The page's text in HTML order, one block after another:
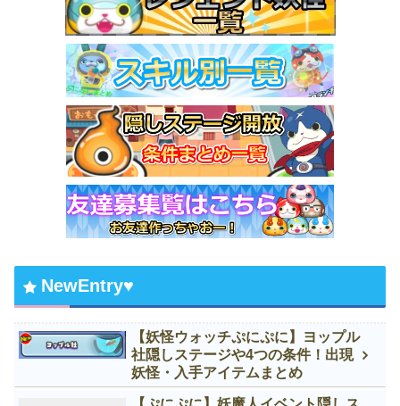
NewEntry♥
【妖怪ウォッチぷにぷに】ヨップル
社隠しステージや4つの条件！出現
妖怪・入手アイテムまとめ